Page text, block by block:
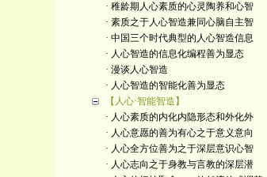
· 稚龄期人心素质的心灵陶养和心智
· 素质之于人心智造兼同心脑自主智
· 中国三个时代典型的人心智造信息
· 人心智造的信息化编程善为显态
· 漫谈人心智造
· 人心智造的智能化善为显态
【人心·智能智造】
· 人心素质的内化内隐形态和外化外
· 人心意愿的善为有心之于意义意向
· 人心全方位善为之于深层意识心智
· 人心志向之于身教与言教的深层潜